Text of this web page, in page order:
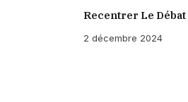
Recentrer Le
2 décembre 2024